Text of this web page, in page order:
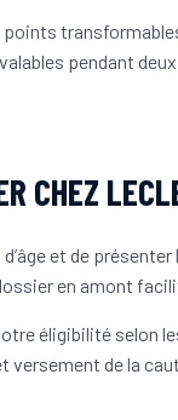
pendant
CHEZ
et de
en amont
éligibilité selon
versement de la